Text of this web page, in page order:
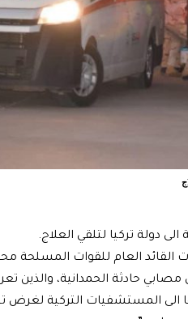
دولة تركيا لتلقي العلاج.
القائد العام للقوات المسلحة
مصابي حادثة الحمدانية، والذين
المستشفيات التركية لغرض